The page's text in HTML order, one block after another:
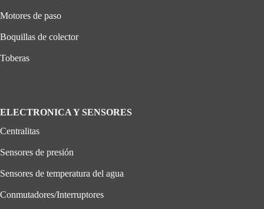
Motores de paso
Boquillas de colector
Toberas
ELECTRONICA Y SENSORES
Centralitas
Sensores de presión
Sensores de temperatura del agua
Conmutadores/Interruptores